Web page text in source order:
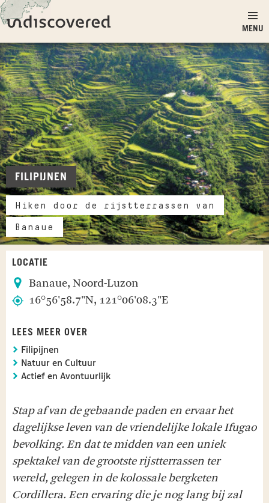
Ga naar inhoud
Undiscovered
MENU
FILIPIJNEN
Hiken door de rijstterrassen van
Banaue
LOCATIE
Banaue, Noord-Luzon
16°56'58.7"N, 121°06'08.3"E
LEES MEER OVER
Filipijnen
Natuur en Cultuur
Actief en Avontuurlijk
Stap af van de gebaande paden en ervaar het
dagelijkse leven van de vriendelijke lokale Ifugao
bevolking. En dat te midden van een uniek
spektakel van de grootste rijstterrassen ter
wereld, gelegen in de kolossale bergketen
Cordillera. Een ervaring die je nog lang bij zal